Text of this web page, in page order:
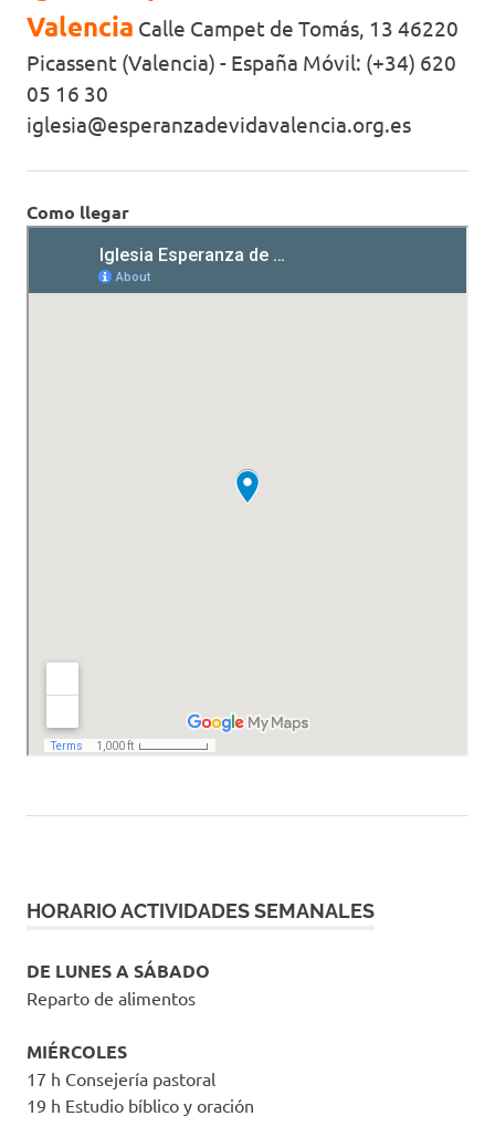
Valencia Calle Campet de Tomás, 13 46220
Picassent (Valencia) - España Móvil: (+34) 620
05 16 30
iglesia@esperanzadevidavalencia.org.es
Como llegar
HORARIO ACTIVIDADES SEMANALES
DE LUNES A SÁBADO
Reparto de alimentos
MIÉRCOLES
17 h Consejería pastoral
19 h Estudio bíblico y oración